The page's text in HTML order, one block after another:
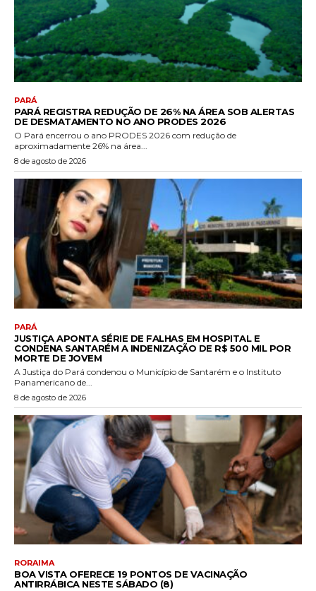
PARÁ
PARÁ REGISTRA REDUÇÃO DE 26% NA ÁREA SOB ALERTAS
DE DESMATAMENTO NO ANO PRODES 2026
O Pará encerrou o ano PRODES 2026 com redução de
aproximadamente 26% na área...
8 de agosto de 2026
PARÁ
JUSTIÇA APONTA SÉRIE DE FALHAS EM HOSPITAL E
CONDENA SANTARÉM A INDENIZAÇÃO DE R$ 500 MIL POR
MORTE DE JOVEM
A Justiça do Pará condenou o Município de Santarém e o Instituto
Panamericano de...
8 de agosto de 2026
RORAIMA
BOA VISTA OFERECE 19 PONTOS DE VACINAÇÃO
ANTIRRÁBICA NESTE SÁBADO (8)